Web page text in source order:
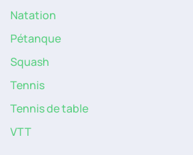
Natation
Pétanque
Squash
Tennis
Tennis de table
VTT